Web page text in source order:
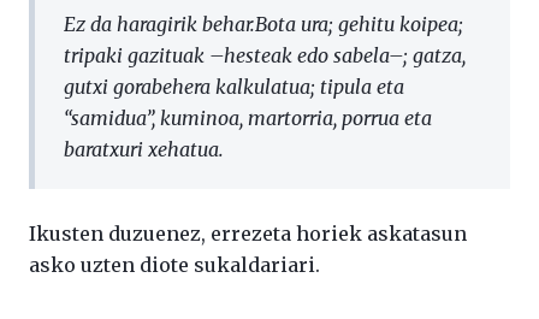
Ez da haragirik behar.Bota ura; gehitu koipea;
tripaki gazituak –hesteak edo sabela–; gatza,
gutxi gorabehera kalkulatua; tipula eta
“samidua”, kuminoa, martorria, porrua eta
baratxuri xehatua.
Ikusten duzuenez, errezeta horiek askatasun
asko uzten diote sukaldariari.